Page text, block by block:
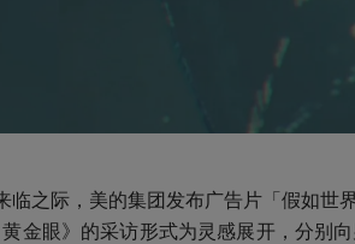
临之际，美的集团发布广告片「假如世
黄金眼》的采访形式为灵感展开，分别